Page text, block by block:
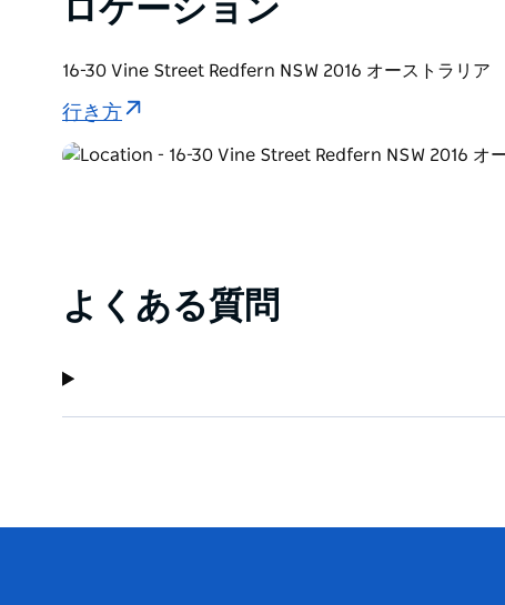
ロケーション
16-30 Vine Street Redfern NSW 2016 オーストラリア
行き方
よくある質問